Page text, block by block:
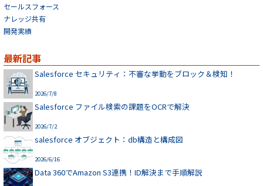
セールスフォース
ナレッジ共有
開発実績
最新記事
Salesforce セキュリティ：不審な挙動をブロック＆検知！
2026/7/8
Salesforce ファイル検索の課題をOCRで解決
2026/7/2
salesforce オブジェクト：db構造と構成図
2026/6/16
Data 360でAmazon S3連携！ID解決まで手順解説